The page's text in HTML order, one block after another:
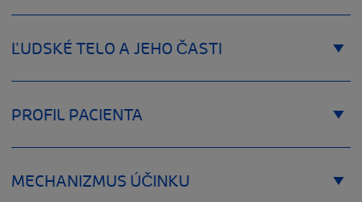
ĽUDSKÉ TELO A JEHO ČASTI
PROFIL PACIENTA
MECHANIZMUS ÚČINKU